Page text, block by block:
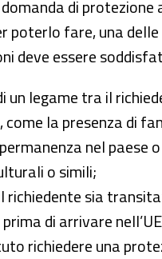
di protezione
poterlo fare, una
deve essere
un legame tra il
come la presenza di
nel paese
o simili;
richiedente sia
di arrivare
richiedere una